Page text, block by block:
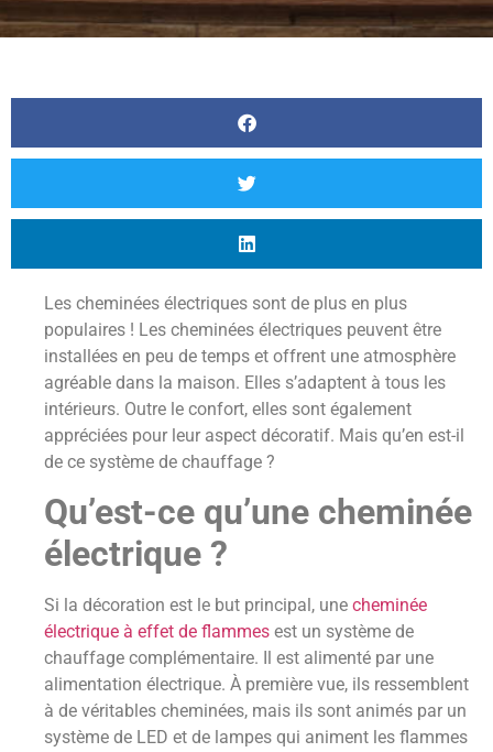
Les cheminées électriques sont de plus en plus
populaires ! Les cheminées électriques peuvent être
installées en peu de temps et offrent une atmosphère
agréable dans la maison. Elles s’adaptent à tous les
intérieurs. Outre le confort, elles sont également
appréciées pour leur aspect décoratif. Mais qu’en est-il
de ce système de chauffage ?
Qu’est-ce qu’une cheminée
électrique ?
Si la décoration est le but principal, une cheminée
électrique à effet de flammes est un système de
chauffage complémentaire. Il est alimenté par une
alimentation électrique. À première vue, ils ressemblent
à de véritables cheminées, mais ils sont animés par un
système de LED et de lampes qui animent les flammes